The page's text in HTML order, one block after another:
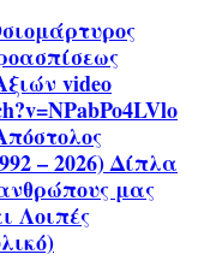
video
– 2026) Δίπλα
μας
Λοιπές